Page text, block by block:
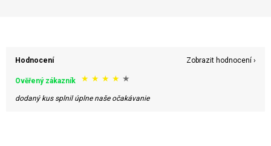
Hodnocení Zobrazit hodnocení ›
Ověřený zákazník ★ ★ ★ ★ ★
dodaný kus splnil úplne naše očakávanie